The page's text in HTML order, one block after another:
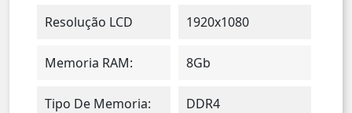
Resolução LCD 1920x1080
Memoria RAM: 8Gb
Tipo De Memoria: DDR4